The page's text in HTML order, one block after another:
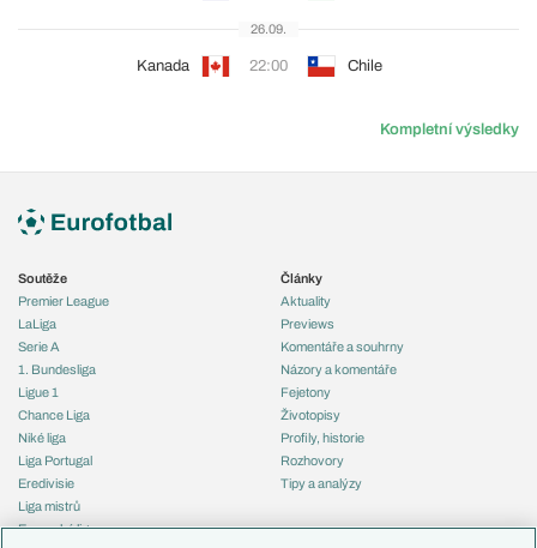
26.09.
Kanada 22:00 Chile
Kompletní výsledky
Soutěže
Premier League
LaLiga
Serie A
1. Bundesliga
Ligue 1
Chance Liga
Niké liga
Liga Portugal
Eredivisie
Liga mistrů
Evropská liga
Články
Aktuality
Previews
Komentáře a souhrny
Názory a komentáře
Fejetony
Životopisy
Profily, historie
Rozhovory
Tipy a analýzy